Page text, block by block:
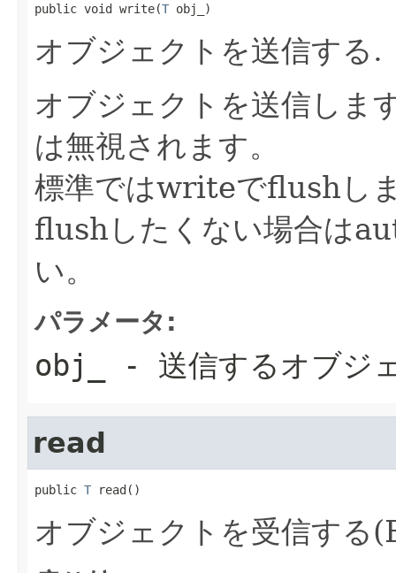
public void write(T obj_)
オブジェクトを送信する.
オブジェクトを送信しま
は無視されます。
標準ではwriteでflushし
flushしたくない場合は
い。
パラメータ:
obj_ - 送信するオブジ
read
public T read()
オブジェクトを受信す